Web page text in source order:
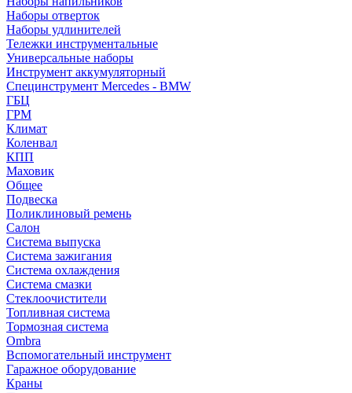
Наборы отверток
Наборы удлинителей
Тележки инструментальные
Универсальные наборы
Инструмент аккумуляторный
Специнструмент Mercedes - BMW
ГБЦ
ГРМ
Климат
Коленвал
КПП
Маховик
Общее
Подвеска
Поликлиновый ремень
Салон
Система выпуска
Система зажигания
Система охлаждения
Система смазки
Стеклоочистители
Топливная система
Тормозная система
Ombra
Вспомогательный инструмент
Гаражное оборудование
Краны